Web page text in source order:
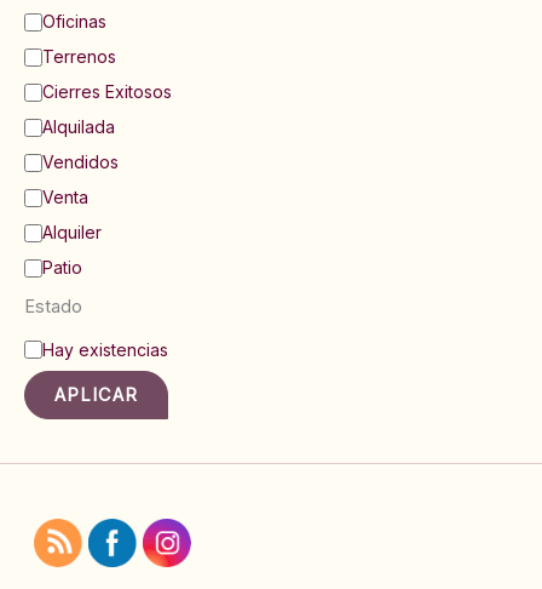
í
a
Oficinas
Terrenos
Cierres Exitosos
Alquilada
Vendidos
Venta
Alquiler
Patio
Estado
E
t
a
o
Hay existencias
APLICAR